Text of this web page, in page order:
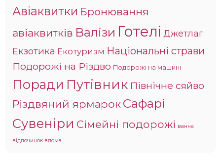
Авіаквитки Бронювання
авіаквитків Валізи Готелі Джетлаг
Екзотика Екотуризм Національні страви
Подорожі на Різдво Подорожі на машині
Поради Путівник Північне сяйво
Різдвяний ярмарок Сафарі
Сувеніри Сімейні подорожі ванна
відпочинок вдома